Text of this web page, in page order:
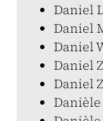
Daniel
Daniel
Daniel
Daniel
Daniel